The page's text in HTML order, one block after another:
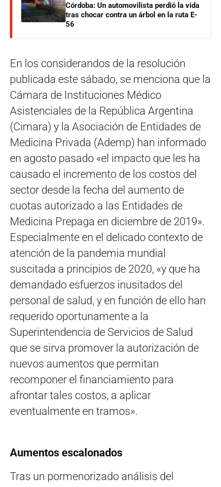
Córdoba: Un automovilista perdió la vida
tras chocar contra un árbol en la ruta E-
56
En los considerandos de la resolución
publicada este sábado, se menciona que la
Cámara de Instituciones Médico
Asistenciales de la República Argentina
(Cimara) y la Asociación de Entidades de
Medicina Privada (Ademp) han informado
en agosto pasado «el impacto que les ha
causado el incremento de los costos del
sector desde la fecha del aumento de
cuotas autorizado a las Entidades de
Medicina Prepaga en diciembre de 2019».
Especialmente en el delicado contexto de
atención de la pandemia mundial
suscitada a principios de 2020, «y que ha
demandado esfuerzos inusitados del
personal de salud, y en función de ello han
requerido oportunamente a la
Superintendencia de Servicios de Salud
que se sirva promover la autorización de
nuevos aumentos que permitan
recomponer el financiamiento para
afrontar tales costos, a aplicar
eventualmente en tramos».
Aumentos escalonados
Tras un pormenorizado análisis del